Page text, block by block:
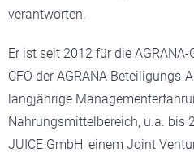
verantworten.
Er ist seit 2012 für die
CFO der AGRANA Beteiligungs-
langjährige
Nahrungsmittelbereich, u.a. bis
JUICE GmbH, einem Joint